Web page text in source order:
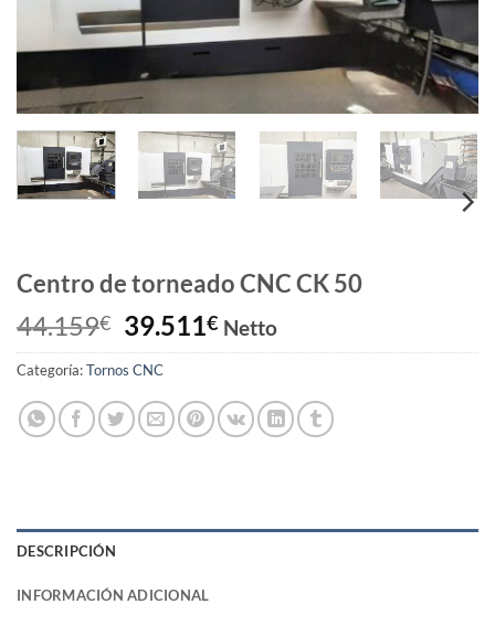
Centro de torneado CNC CK 50
44.159€ El
precio
original
era:
44.159€.
39.511€El
precio
es:
39.511€.
Netto
Categoría:Tornos CNC
DESCRIPCIÓN
INFORMACIÓN ADICIONAL